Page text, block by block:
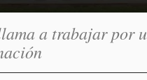
a trabajar por